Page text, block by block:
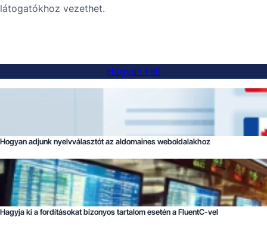
látogatókhoz vezethet.
Hogyan kell
Hogyan adjunk nyelvválasztót az aldomaines weboldalakhoz
Hagyja ki a fordításokat bizonyos tartalom esetén a FluentC-vel